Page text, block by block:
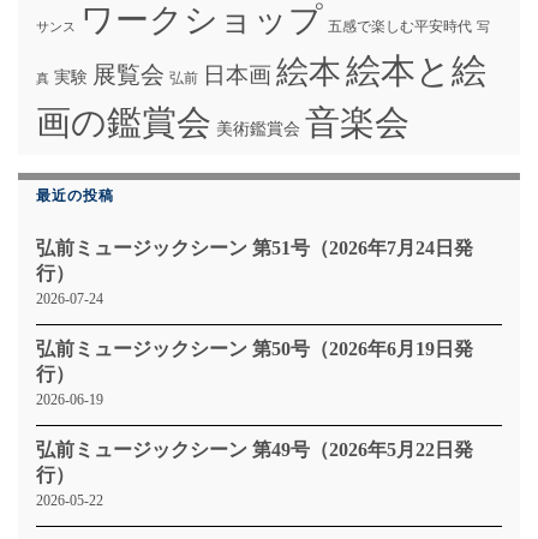
サンス ワークショップ 五感で楽しむ平安時代 写
真 実験 展覧会 弘前 日本画絵本絵本と絵
画の鑑賞会 美術鑑賞会 音楽会
最近の投稿
弘前ミュージックシーン 第51号（2026年7月24日発
行）
2026-07-24
弘前ミュージックシーン 第50号（2026年6月19日発
行）
2026-06-19
弘前ミュージックシーン 第49号（2026年5月22日発
行）
2026-05-22